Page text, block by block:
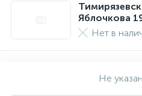
Яблочкова
Нет в
Не